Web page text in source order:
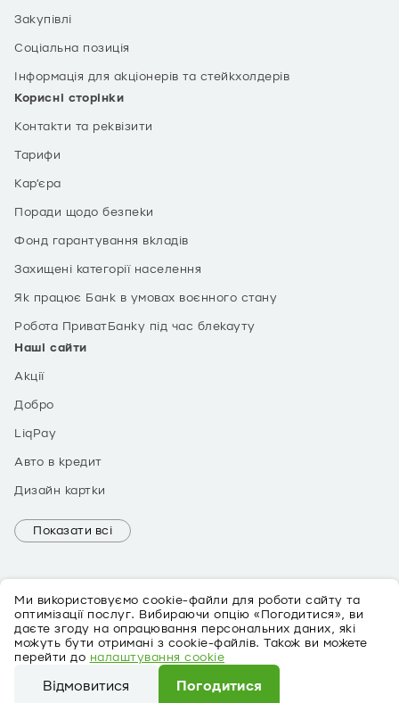
Ми використовуємо cookie-файли для роботи сайту та
оптимізації послуг. Вибираючи опцію «Погодитися», ви
даєте згоду на опрацювання персональних даних, які
можуть бути отримані з cookie-файлів. Також ви можете
перейти до налаштування cookie
Відмовитися Погодитися
Закупівлі
Соціальна позиція
Інформація для акціонерів та стейкхолдерів
Корисні сторінки
Контакти та реквізити
Тарифи
Кар’єра
Поради щодо безпеки
Фонд гарантування вкладів
Захищені категорії населення
Як працює Банк в умовах воєнного стану
Робота ПриватБанку під час блекауту
Наші сайти
Акції
Добро
LiqPay
Авто в кредит
Дизайн картки
Показати всі
EN
2026 ПриватБанк Ліцензія № 22 від 05.10.2011